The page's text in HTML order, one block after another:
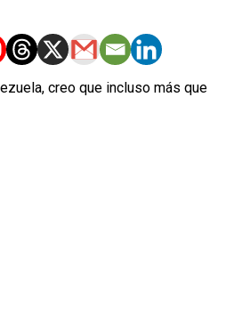
creo que incluso más que